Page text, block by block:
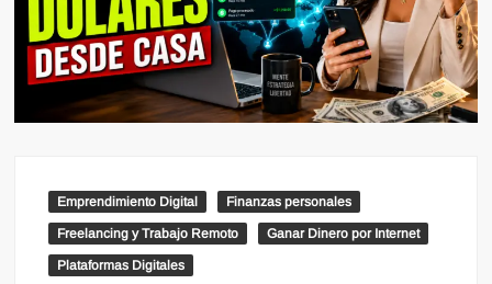
Emprendimiento Digital Finanzas personales
Freelancing y Trabajo Remoto Ganar Dinero por Internet
Plataformas Digitales